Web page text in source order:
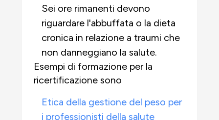
Sei ore rimanenti devono
riguardare l'abbuffata o la dieta
cronica in relazione a traumi che
non danneggiano la salute.
Esempi di formazione per la
ricertificazione sono
Etica della gestione del peso per
i professionisti della salute